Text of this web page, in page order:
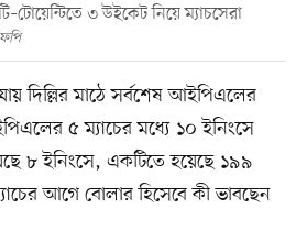
৩ উইকেট নিয়ে ম্যাচসেরা
দিল্লির মাঠে সর্বশেষ আইপিএলের
৫ ম্যাচের মধ্যে ১০ ইনিংসে
৮ ইনিংসে, একটিতে হয়েছে ১৯৯
আগে বোলার হিসেবে কী ভাবছেন